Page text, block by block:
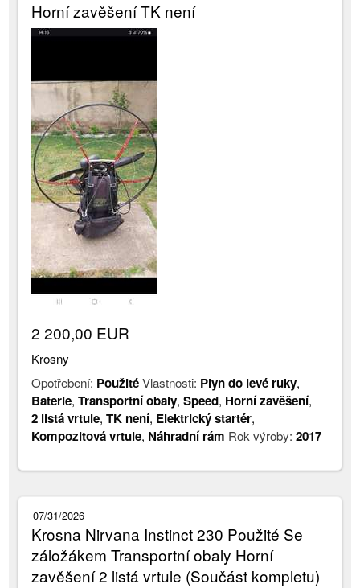
Horní zavěšení TK není
2 200,00 EUR
Krosny
Opotřebení: PoužitéVlastnosti: Plyn do levé ruky,
Baterie,Transportní obaly,Speed, Horní zavěšení,
2 listá vrtule,TK není, Elektrický startér,
Kompozitová vrtule, Náhradní rám Rok výroby:2017
07/31/2026
Krosna Nirvana Instinct 230 Použité Se
záložákem Transportní obaly Horní
zavěšení 2 listá vrtule (Součást kompletu)